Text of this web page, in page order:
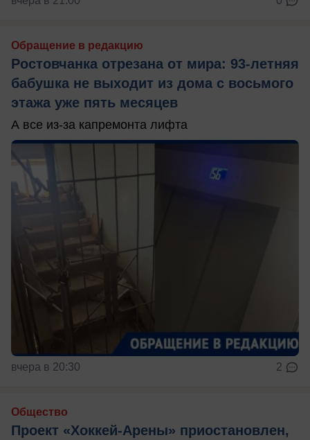
Обращение в редакцию
Ростовчанка отрезана от мира: 93-летняя
бабушка не выходит из дома с восьмого
этажа уже пять месяцев
А все из-за капремонта лифта
вчера в 20:30 2
Общество
Проект «Хоккей-Арены» приостановлен,